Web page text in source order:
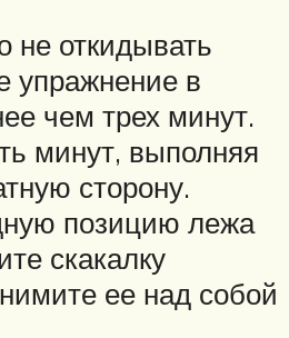
не откидывать
упражнение в
чем трех минут.
минут, выполняя
сторону.
позицию лежа
скакалку
ее над собой